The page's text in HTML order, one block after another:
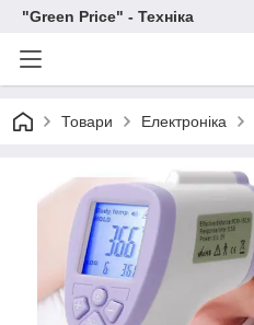
"Green Price" - Техніка
Товари Електроніка